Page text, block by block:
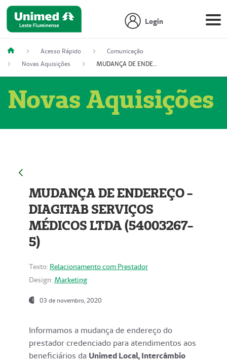
Login
Acesso Rápido
Comunicação
Novas Aquisições
MUDANÇA DE ENDEREÇO - DIAGITAB SERVIÇOS MÉDICOS LTDA (54003267-5)
Novas Aquisições
MUDANÇA DE ENDEREÇO -
DIAGITAB SERVIÇOS
MÉDICOS LTDA (54003267-
5)
Texto: Relacionamento com Prestador
Design: Marketing
03 de novembro, 2020
Informamos a mudança de endereço do
prestador credenciado para atendimentos aos
beneficiários da Unimed Local, Intercâmbio